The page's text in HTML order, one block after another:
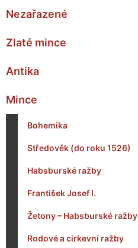
Nezařazené
Zlaté mince
Antika
Mince
Bohemika
Středověk (do roku 1526)
Habsburské ražby
František Josef I.
Žetony – Habsburské ražby
Rodové a cirkevní ražby